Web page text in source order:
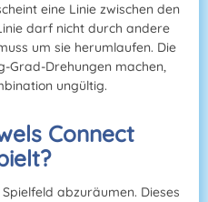
eine Linie zwischen den
darf nicht durch andere
um sie herumlaufen. Die
Grad-Drehungen machen,
ungültig.
Connect
abzuräumen. Dieses